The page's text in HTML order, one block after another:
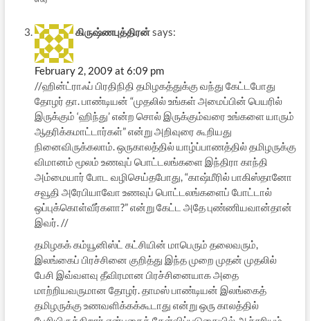
கிருஷ்ணபுத்திரன்says:
February 2, 2009 at 6:09 pm
//ஹின்ட்ராஃப் பிரதிநிதி தமிழகத்துக்கு வந்து கேட்டபோது
தோழர் தா. பாண்டியன் “முதலில் உங்கள் அமைப்பின் பெயரில்
இருக்கும் ‘ஹிந்து’ என்ற சொல் இருக்கும்வரை உங்களை யாரும்
ஆதரிக்கமாட்டார்கள்” என்று அறிவுரை கூறியது
நினைவிருக்கலாம். ஒருகாலத்தில் யாழ்ப்பாணத்தில் தமிழருக்கு
விமானம் மூலம் உணவுப் பொட்டலங்களை இந்திரா காந்தி
அம்மையார் போட வழிசெய்தபோது, “காஷ்மீரில் பாகிஸ்தானோ
சவூதி அரேபியாவோ உணவுப் பொட்டலங்களைப் போட்டால்
ஒப்புக்கொள்வீர்களா?” என்று கேட்ட அதே புண்ணியவான்தான்
இவர். //
தமிழகக் கம்யூனிஸ்ட் கட்சியின் மாபெரும் தலைவரும்,
இலங்கைப் பிரச்சினை குறித்து இந்த முறை முதன் முதலில்
பேசி இவ்வளவு தீவிரமான பிரச்சினையாக அதை
மாற்றியவருமான தோழர். தாமஸ் பாண்டியன் இலங்கைத்
தமிழருக்கு உணவளிக்கக்கூடாது என்று ஒரு காலத்தில்